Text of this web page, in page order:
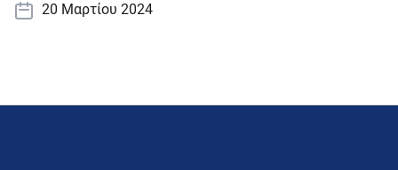
20 Μαρτίου 2024